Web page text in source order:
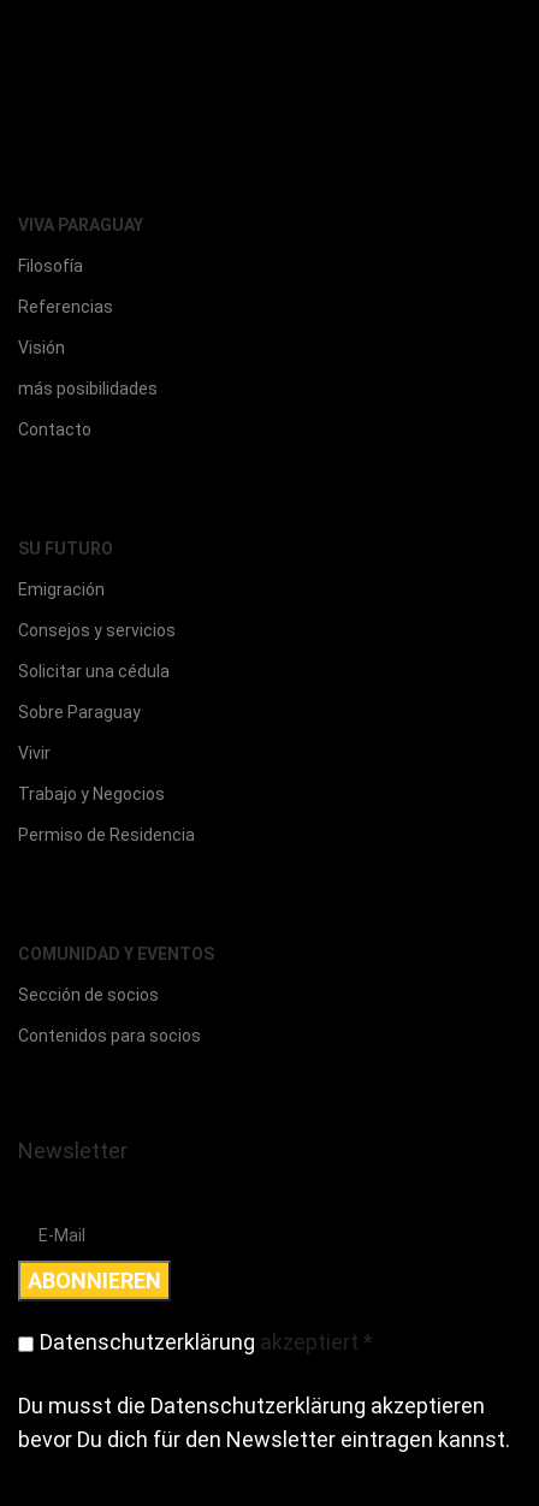
VIVA PARAGUAY
Filosofía
Referencias
Visión
más posibilidades
Contacto
SU FUTURO
Emigración
Consejos y servicios
Solicitar una cédula
Sobre Paraguay
Vivir
Trabajo y Negocios
Permiso de Residencia
COMUNIDAD Y EVENTOS
Sección de socios
Contenidos para socios
Newsletter
Datenschutzerklärung akzeptiert *
Du musst die Datenschutzerklärung akzeptieren
bevor Du dich für den Newsletter eintragen kannst.